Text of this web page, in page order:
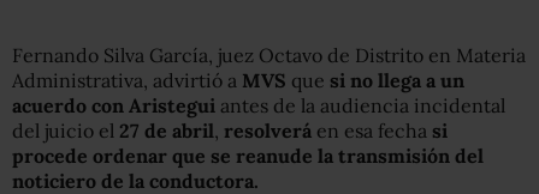
Fernando Silva García, juez Octavo de Distrito en Materia
Administrativa, advirtió a MVS que si no llega a un
acuerdo con Aristegui antes de la audiencia incidental
del juicio el 27 de abril, resolverá en esa fecha si
procede ordenar que se reanude la transmisión del
noticiero de la conductora.